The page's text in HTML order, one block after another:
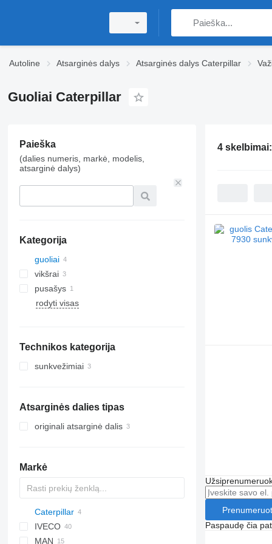
Autoline Atsarginės dalys Atsarginės dalys Caterpillar
Guoliai Caterpillar
Paieška
(dalies numeris, markė, modelis,
atsarginė dalys)
Kategorija
guoliai
vikšrai
vikšro padai
metaliniai vikšrai
pusašys
rodyti visas
Technikos kategorija
sunkvežimiai
Atsarginės dalies tipas
originali atsarginė dalis
Markė
HD
Caterpillar
LF
XF
Logan
Ram
Explorer
Ranger
CR-V
Santa Fe
Tucson
IVECO
Daily
MAN
4 skelbimai:
Paspaudę čia